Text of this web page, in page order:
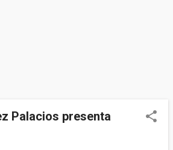
Palacios presenta